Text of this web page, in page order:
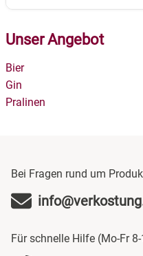
Credit-Ratenkauf
Vielfalt ist groß.
Unser Angebot
Bier
Gin
Pralinen
Bei Fragen rund um
Für schnelle Hilfe (Mo-Fr